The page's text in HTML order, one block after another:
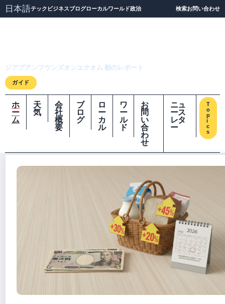
日本語テック ビジネスブログローカルワールド政治 検索お問い合わせ
ジアプアンフウンズオンエクオム 朝のレポート
ガイド
ホ
ー
ム
天
気
会
社
概
要
ブ
ロ
グ
ロ
ー
カ
ル
ワ
ー
ル
ド
お
問
い
合
わ
せ
ニュ
ース
レタ
ー
T
o
p
i
c
s